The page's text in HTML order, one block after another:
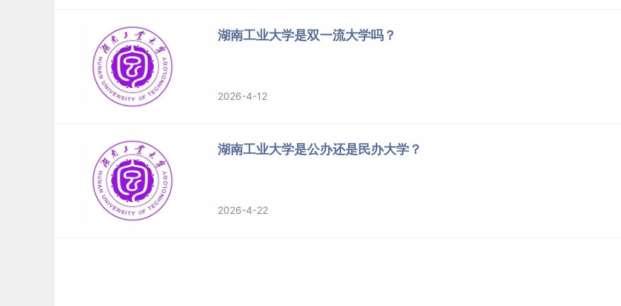
湖南工业大学是双一流大学吗？
2026-4-12
湖南工业大学是公办还是民办大学？
2026-4-22